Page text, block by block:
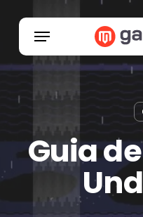
content
Menu
Guia